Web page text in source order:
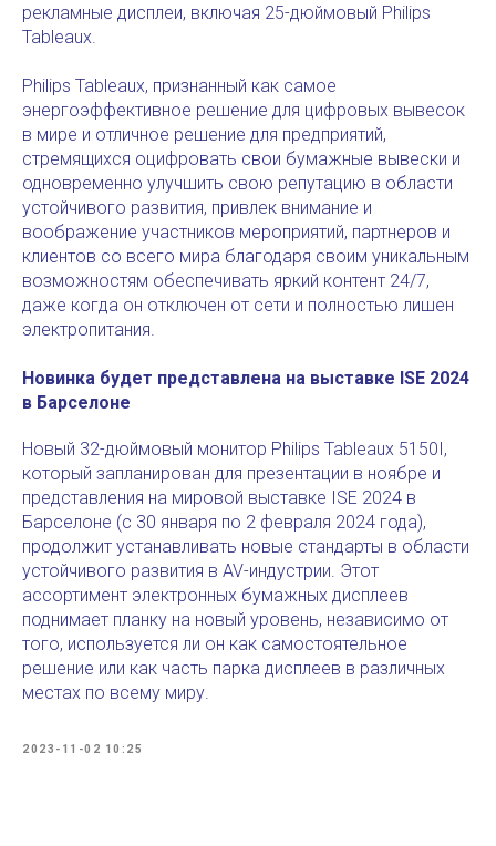
рекламные дисплеи, включая 25-дюймовый Philips
Tableaux.
Philips Tableaux, признанный как самое
энергоэффективное решение для цифровых вывесок
в мире и отличное решение для предприятий,
стремящихся оцифровать свои бумажные вывески и
одновременно улучшить свою репутацию в области
устойчивого развития, привлек внимание и
воображение участников мероприятий, партнеров и
клиентов со всего мира благодаря своим уникальным
возможностям обеспечивать яркий контент 24/7,
даже когда он отключен от сети и полностью лишен
электропитания.
Новинка будет представлена на выставке ISE 2024
в Барселоне
Новый 32-дюймовый монитор Philips Tableaux 5150I,
который запланирован для презентации в ноябре и
представления на мировой выставке ISE 2024 в
Барселоне (с 30 января по 2 февраля 2024 года),
продолжит устанавливать новые стандарты в области
устойчивого развития в AV-индустрии. Этот
ассортимент электронных бумажных дисплеев
поднимает планку на новый уровень, независимо от
того, используется ли он как самостоятельное
решение или как часть парка дисплеев в различных
местах по всему миру.
2023-11-02 10:25